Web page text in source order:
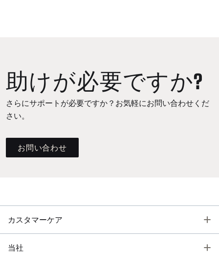
助けが必要ですか?
さらにサポートが必要ですか？お気軽にお問い合わせくだ
さい。
お問い合わせ
カスタマーケア
当社